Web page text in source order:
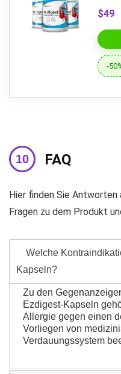
$49
-
FAQ
Hier finden Sie
Fragen zu dem Produkt
Welche
Kapseln?
Zu den
Ezdigest-Kapseln
Allergie gegen einen
Vorliegen von
Verdauungssystem